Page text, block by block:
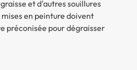
et d'autres souillures
en peinture doivent
préconisée pour dégraisser